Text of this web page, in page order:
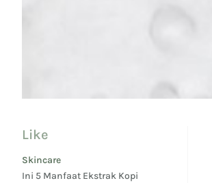
Like
Skincare
Ini 5 Manfaat Ekstrak Kopi